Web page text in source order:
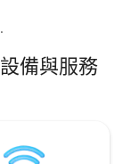
備與服務